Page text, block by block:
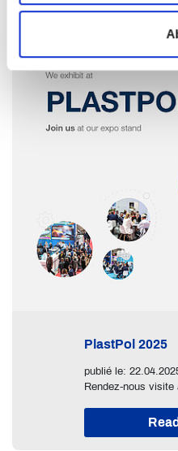
PlastPol 2025
publié le:
Rendez-nous